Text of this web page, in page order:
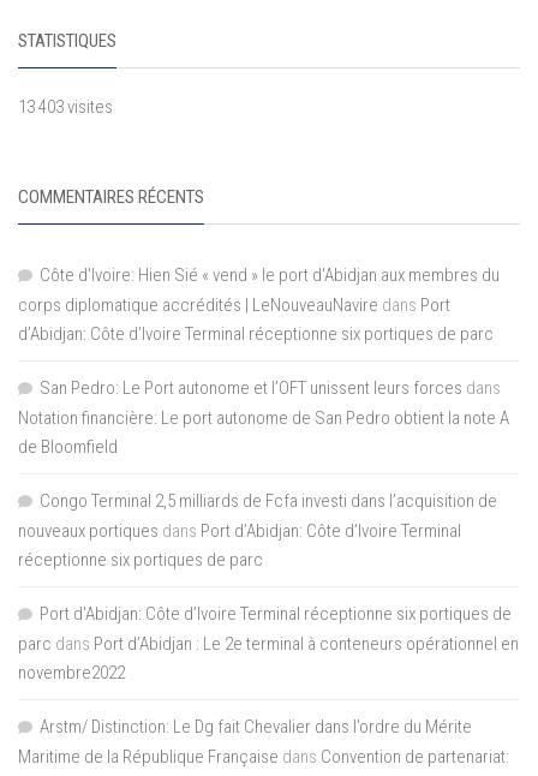
STATISTIQUES
13 403 visites
COMMENTAIRES RÉCENTS
Côte d'Ivoire: Hien Sié « vend » le port d'Abidjan aux membres du
corps diplomatique accrédités | LeNouveauNavire dans Port
d’Abidjan: Côte d’Ivoire Terminal réceptionne six portiques de parc
San Pedro: Le Port autonome et l’OFT unissent leurs forces dans
Notation financière: Le port autonome de San Pedro obtient la note A
de Bloomfield
Congo Terminal 2,5 milliards de Fcfa investi dans l’acquisition de
nouveaux portiques dans Port d’Abidjan: Côte d’Ivoire Terminal
réceptionne six portiques de parc
Port d'Abidjan: Côte d’Ivoire Terminal réceptionne six portiques de
parc dans Port d’Abidjan : Le 2e terminal à conteneurs opérationnel en
novembre2022
Arstm/ Distinction: Le Dg fait Chevalier dans l’ordre du Mérite
Maritime de la République Française dans Convention de partenariat: